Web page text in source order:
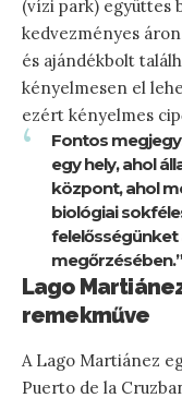
(vízi park) együttes
kedvezményes
és ajándékbolt
kényelmesen el
ezért kényelmes
Fontos
egy hely, ahol
központ, ahol
biológiai
felelősségünket
megőrzésében.”
Lago
remekműve
A Lago Martiánez
Puerto de la